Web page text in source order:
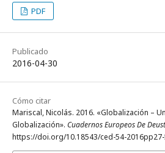
PDF
Publicado
2016-04-30
Cómo citar
Mariscal, Nicolás. 2016. «Globalización –
Globalización». Cuadernos Europeos De
https://doi.org/10.18543/ced-54-2016pp27-